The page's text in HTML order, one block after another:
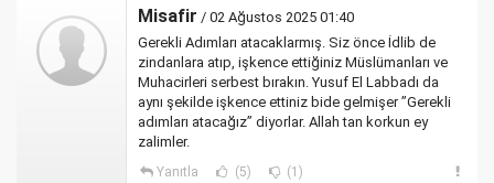
Misafir / 02 Ağustos 2025 01:40
Gerekli Adımları atacaklarmış. Siz önce İdlib de
zindanlara atıp, işkence ettiğiniz Müslümanları ve
Muhacirleri serbest bırakın. Yusuf El Labbadı da
aynı şekilde işkence ettiniz bide gelmişer ”Gerekli
adımları atacağız” diyorlar. Allah tan korkun ey
zalimler.
Yanıtla (5) (1)